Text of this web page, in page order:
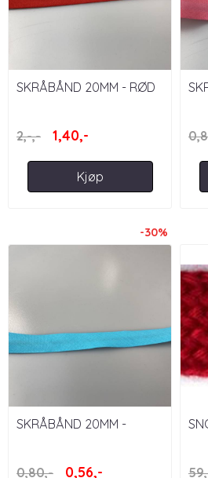
SKRÅBÅND 20MM - RØD
2,-,- 1,40,-
Kjøp
-30%
SKRÅBÅND 20MM -
0,80,-
0,56,-